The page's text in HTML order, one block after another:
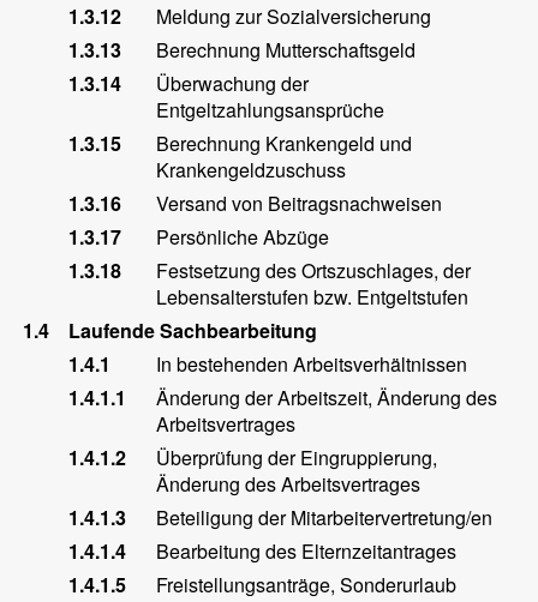
1.3.12
Meldung zur Sozialversicherung
1.3.13
Berechnung Mutterschaftsgeld
1.3.14
Überwachung der
Entgeltzahlungsansprüche
1.3.15
Berechnung Krankengeld und
Krankengeldzuschuss
1.3.16
Versand von Beitragsnachweisen
1.3.17
Persönliche Abzüge
1.3.18
Festsetzung des Ortszuschlages, der
Lebensalterstufen bzw. Entgeltstufen
1.4
Laufende Sachbearbeitung
1.4.1
In bestehenden Arbeitsverhältnissen
1.4.1.1
Änderung der Arbeitszeit, Änderung des
Arbeitsvertrages
1.4.1.2
Überprüfung der Eingruppierung,
Änderung des Arbeitsvertrages
1.4.1.3
Beteiligung der Mitarbeitervertretung/en
1.4.1.4
Bearbeitung des Elternzeitantrages
1.4.1.5
Freistellungsanträge, Sonderurlaub